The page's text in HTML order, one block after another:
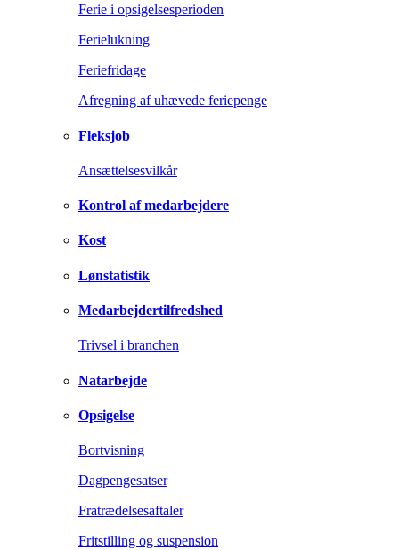
Ferie i opsigelsesperioden
Ferielukning
Feriefridage
Afregning af uhævede feriepenge
Fleksjob
Ansættelsesvilkår
Kontrol af medarbejdere
Kost
Lønstatistik
Medarbejdertilfredshed
Trivsel i branchen
Natarbejde
Opsigelse
Bortvisning
Dagpengesatser
Fratrædelsesaftaler
Fritstilling og suspension